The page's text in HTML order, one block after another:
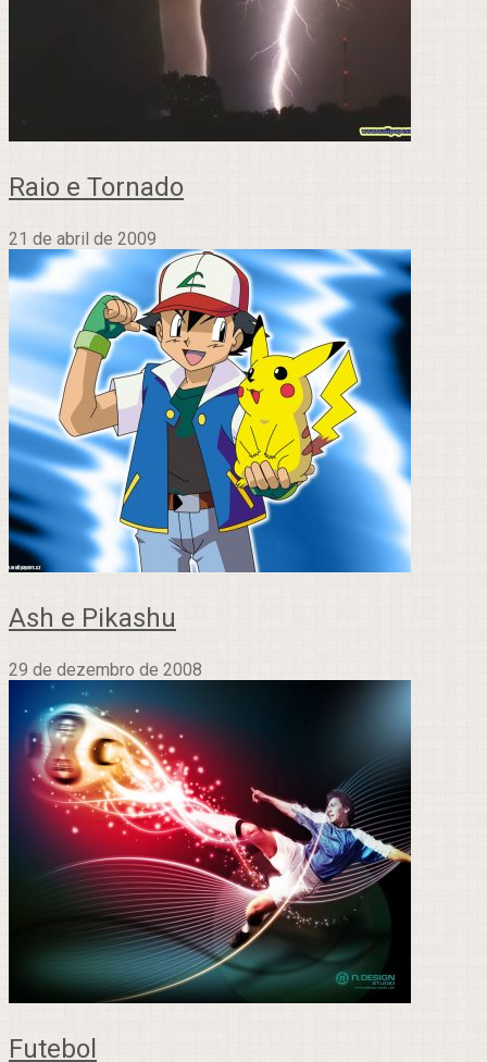
Raio e Tornado
21 de abril de 2009
Ash e Pikashu
29 de dezembro de 2008
Futebol